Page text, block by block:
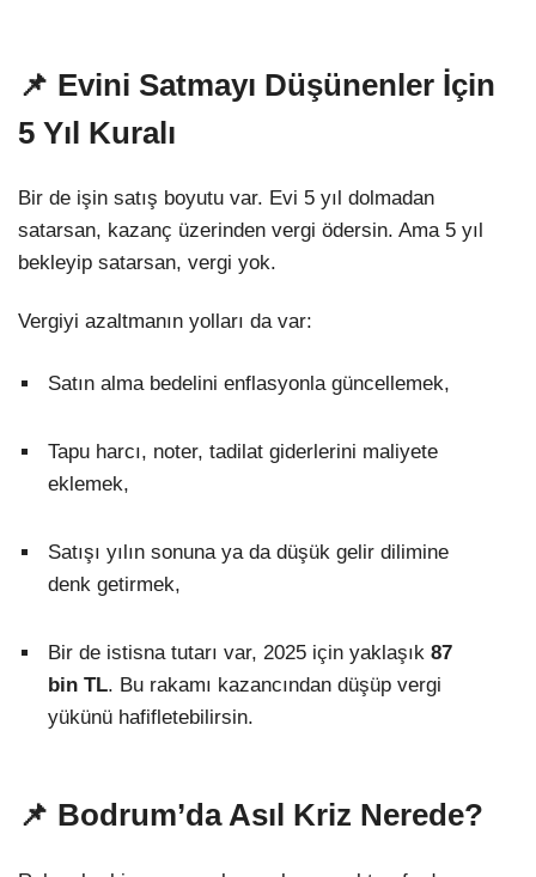
📌 Evini Satmayı Düşünenler İçin
5 Yıl Kuralı
Bir de işin satış boyutu var. Evi 5 yıl dolmadan
satarsan, kazanç üzerinden vergi ödersin. Ama 5 yıl
bekleyip satarsan, vergi yok.
Vergiyi azaltmanın yolları da var:
Satın alma bedelini enflasyonla güncellemek,
Tapu harcı, noter, tadilat giderlerini maliyete
eklemek,
Satışı yılın sonuna ya da düşük gelir dilimine
denk getirmek,
Bir de istisna tutarı var, 2025 için yaklaşık 87
bin TL. Bu rakamı kazancından düşüp vergi
yükünü hafifletebilirsin.
📌 Bodrum’da Asıl Kriz Nerede?